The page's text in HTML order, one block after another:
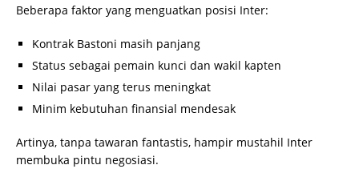
Beberapa faktor yang menguatkan posisi Inter:
Kontrak Bastoni masih panjang
Status sebagai pemain kunci dan wakil kapten
Nilai pasar yang terus meningkat
Minim kebutuhan finansial mendesak
Artinya, tanpa tawaran fantastis, hampir mustahil Inter
membuka pintu negosiasi.